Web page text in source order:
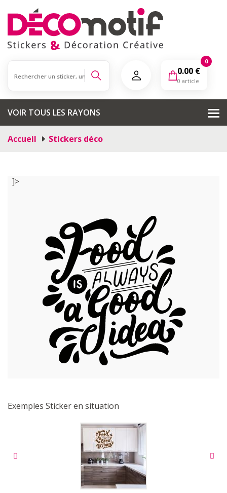
0
0.00 €
0 article
VOIR TOUS LES RAYONS
Accueil Stickers déco
]>
Exemples Sticker en situation